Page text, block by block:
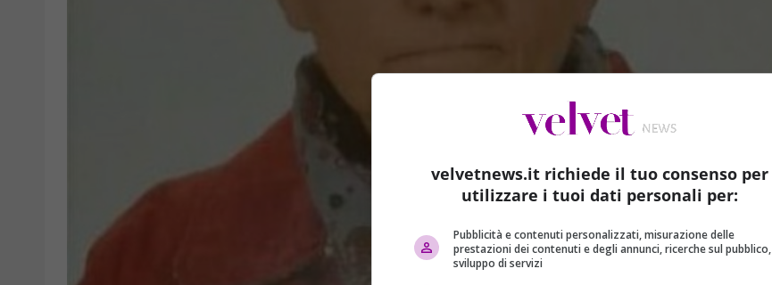
velvetnews.it richiede il tuo consenso per
utilizzare i tuoi dati personali per:
Pubblicità e contenuti personalizzati, misurazione delle
prestazioni dei contenuti e degli annunci, ricerche sul pubblico,
sviluppo di servizi